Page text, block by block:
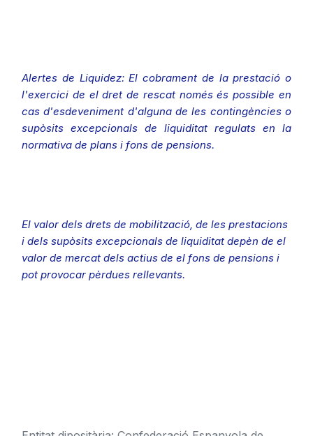
Alertes de Liquidez: El cobrament de la prestació o
l'exercici de el dret de rescat només és possible en
cas d'esdeveniment d'alguna de les contingències o
supòsits excepcionals de liquiditat regulats en la
normativa de plans i fons de pensions.
El valor dels drets de mobilització, de les prestacions
i dels supòsits excepcionals de liquiditat depèn de el
valor de mercat dels actius de el fons de pensions i
pot provocar pèrdues rellevants.